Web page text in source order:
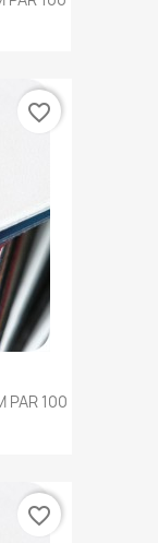
PAR 100
favorite_border
favorite_border